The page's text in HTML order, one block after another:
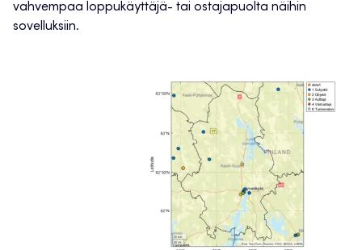
vahvempaa loppukäyttäjä- tai ostajapuolta näihin
sovelluksiin.